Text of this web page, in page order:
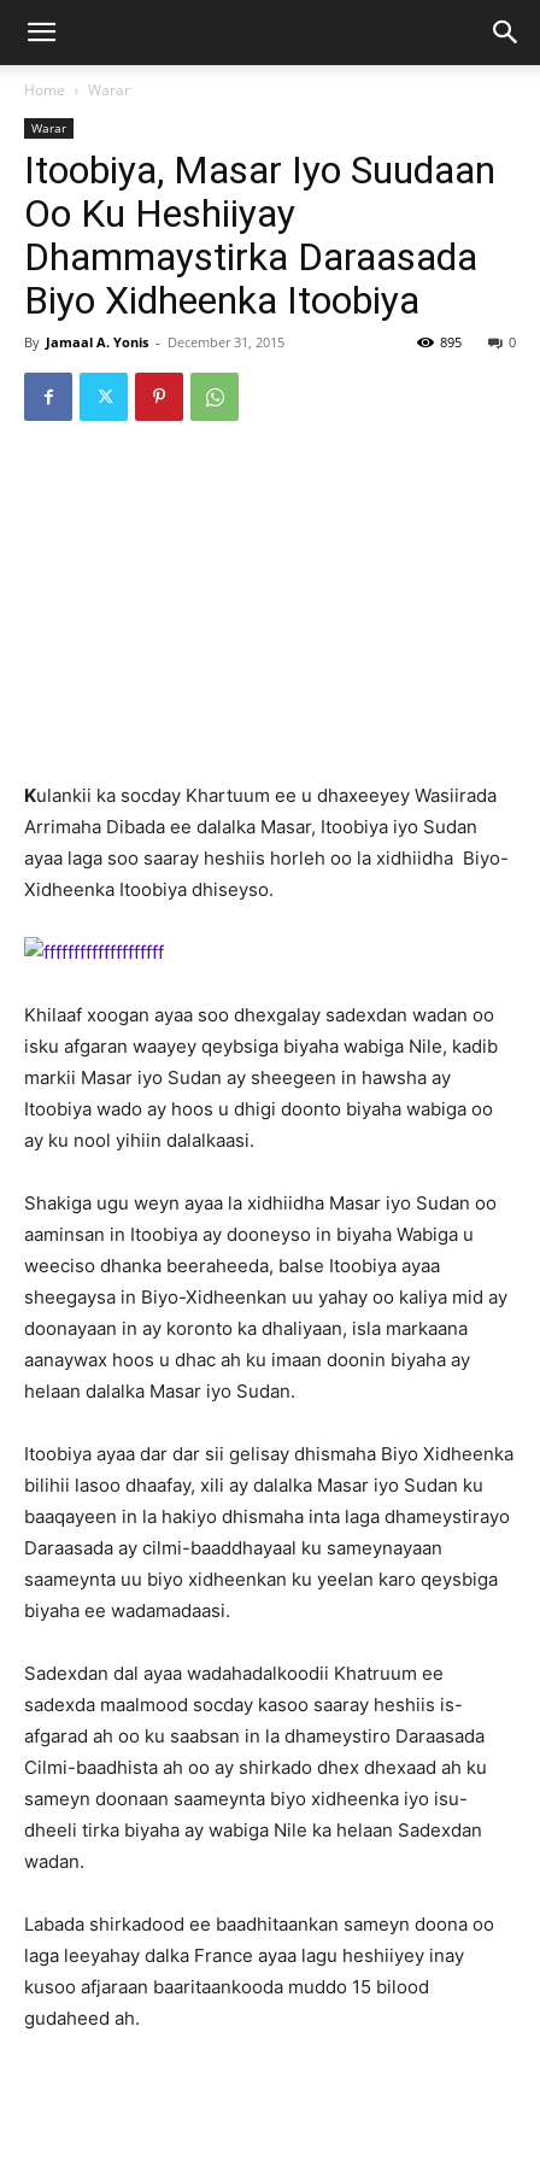
Home Warar
Warar
Itoobiya, Masar Iyo Suudaan
Oo Ku Heshiiyay
Dhammaystirka Daraasada
Biyo Xidheenka Itoobiya
By Jamaal A. Yonis - December 31, 2015 0
895
Kulankii ka socday Khartuum ee u dhaxeeyey Wasiirada
Arrimaha Dibada ee dalalka Masar, Itoobiya iyo Sudan
ayaa laga soo saaray heshiis horleh oo la xidhiidha Biyo-
Xidheenka Itoobiya dhiseyso.
Khilaaf xoogan ayaa soo dhexgalay sadexdan wadan oo
isku afgaran waayey qeybsiga biyaha wabiga Nile, kadib
markii Masar iyo Sudan ay sheegeen in hawsha ay
Itoobiya wado ay hoos u dhigi doonto biyaha wabiga oo
ay ku nool yihiin dalalkaasi.
Shakiga ugu weyn ayaa la xidhiidha Masar iyo Sudan oo
aaminsan in Itoobiya ay dooneyso in biyaha Wabiga u
weeciso dhanka beeraheeda, balse Itoobiya ayaa
sheegaysa in Biyo-Xidheenkan uu yahay oo kaliya mid ay
doonayaan in ay koronto ka dhaliyaan, isla markaana
aanaywax hoos u dhac ah ku imaan doonin biyaha ay
helaan dalalka Masar iyo Sudan.
Itoobiya ayaa dar dar sii gelisay dhismaha Biyo Xidheenka
bilihii lasoo dhaafay, xili ay dalalka Masar iyo Sudan ku
baaqayeen in la hakiyo dhismaha inta laga dhameystirayo
Daraasada ay cilmi-baaddhayaal ku sameynayaan
saameynta uu biyo xidheenkan ku yeelan karo qeysbiga
biyaha ee wadamadaasi.
Sadexdan dal ayaa wadahadalkoodii Khatruum ee
sadexda maalmood socday kasoo saaray heshiis is-
afgarad ah oo ku saabsan in la dhameystiro Daraasada
Cilmi-baadhista ah oo ay shirkado dhex dhexaad ah ku
sameyn doonaan saameynta biyo xidheenka iyo isu-
dheeli tirka biyaha ay wabiga Nile ka helaan Sadexdan
wadan.
Labada shirkadood ee baadhitaankan sameyn doona oo
laga leeyahay dalka France ayaa lagu heshiiyey inay
kusoo afjaraan baaritaankooda muddo 15 bilood
gudaheed ah.